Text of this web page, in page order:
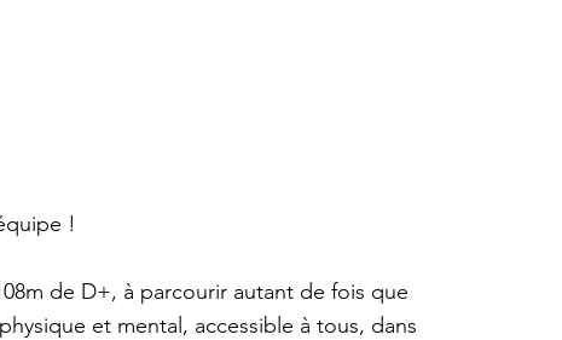
!
de D+, à parcourir autant de fois que
et mental, accessible à tous, dans